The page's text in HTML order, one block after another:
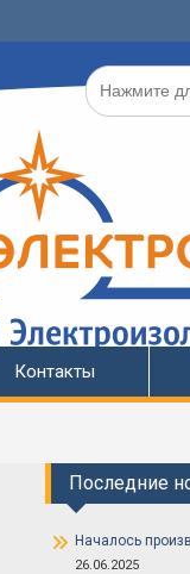
Поиск
по:
Контакты
Последние
Началось
26.06.2025